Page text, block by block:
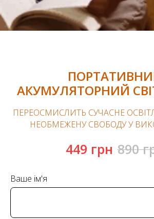
АКУМУЛЯТОРНИЙ
ПЕРЕОСМИСЛИТЬ СУЧАСНЕ
НЕОБМЕЖЕНУ СВОБОДУ У
449 грн 890
Ваше ім'я